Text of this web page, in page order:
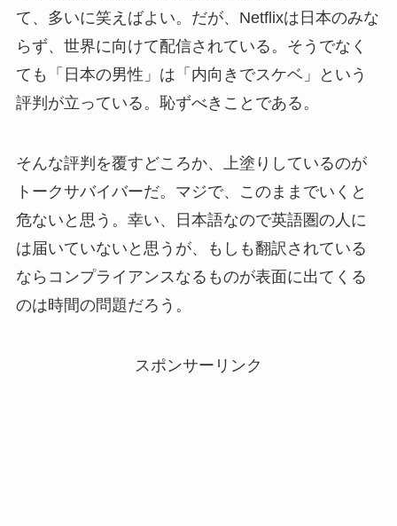
て、多いに笑えばよい。だが、Netflixは日本のみな
らず、世界に向けて配信されている。そうでなく
ても「日本の男性」は「内向きでスケベ」という
評判が立っている。恥ずべきことである。
そんな評判を覆すどころか、上塗りしているのが
トークサバイバーだ。マジで、このままでいくと
危ないと思う。幸い、日本語なので英語圏の人に
は届いていないと思うが、もしも翻訳されている
ならコンプライアンスなるものが表面に出てくる
のは時間の問題だろう。
スポンサーリンク